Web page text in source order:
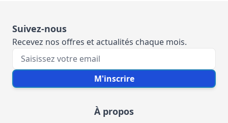
Suivez-nous
Recevez nos offres et actualités chaque mois.
Votre e-mail M'inscrire
À propos